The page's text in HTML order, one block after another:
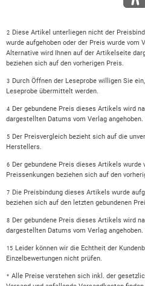
2 Diese Artikel unterliegen nicht der
wurde aufgehoben oder der Preis wurde vom
Alternative wird Ihnen auf der Artikelseite
beziehen sich auf den vorherigen Preis.
3 Durch Öffnen der Leseprobe willigen Sie
Leseprobe übermittelt werden.
4 Der gebundene Preis dieses Artikels wird
dargestellten Datums vom Verlag angehoben.
5 Der Preisvergleich bezieht sich auf die
Herstellers.
6 Der gebundene Preis dieses Artikels wurde
Preissenkungen beziehen sich auf den
7 Die Preisbindung dieses Artikels wurde
beziehen sich auf den letzten gebundenen
8 Der gebundene Preis dieses Artikels wird
dargestellten Datums vom Verlag angehoben.
15 Leider können wir die Echtheit der
Einzelbewertungen nicht prüfen.
* Alle Preise verstehen sich inkl. der